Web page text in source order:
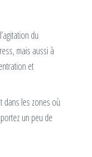
du
mais aussi à
et
dans les zones où
un peu de